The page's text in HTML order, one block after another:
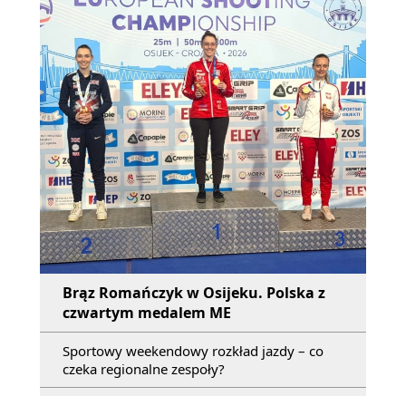
Brąz Romańczyk w Osijeku. Polska z
czwartym medalem ME
Sportowy weekendowy rozkład jazdy – co
czeka regionalne zespoły?